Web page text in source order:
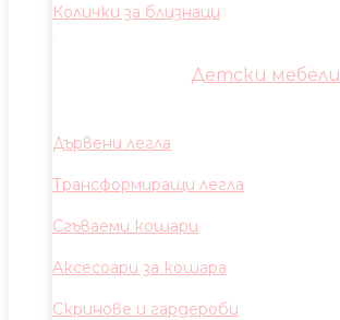
Колички за близнаци
Детски мебели
Дървени легла
Трансформиращи легла
Сгъваеми кошари
Аксесоари за кошара
Скринове и гардероби